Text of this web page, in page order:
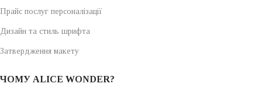
Прайс послуг персоналізації
Дизайн та стиль шрифта
Затвердження макету
ЧОМУ ALICE WONDER?